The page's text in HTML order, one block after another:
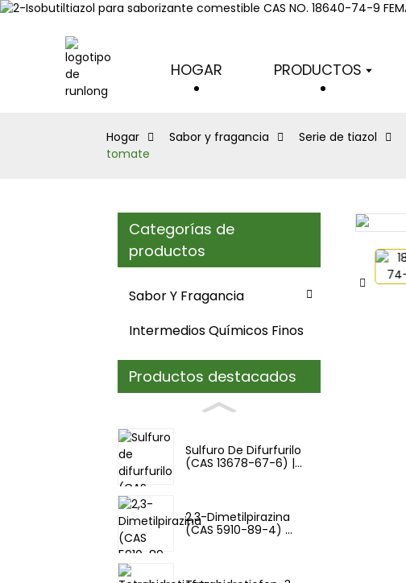
HOGAR PRODUCTOS
Hogar Sabor y fragancia Serie de tiazol
tomate
Categorías de
productos
Sabor Y Fragancia
Intermedios Químicos Finos
Productos destacados
Sulfuro De Difurfurilo
(CAS 13678-67-6) |...
2,3-Dimetilpirazina
(CAS 5910-89-4) ...
Loading...
Loading...